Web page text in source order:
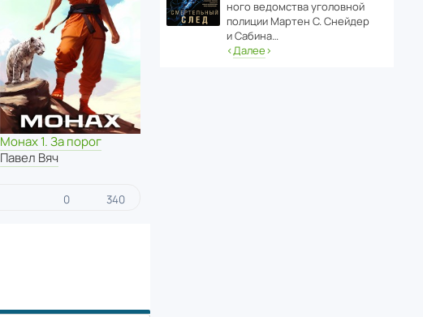
Монах 1. За порог
Павел Вяч
0 340
ного ведомства уголо­вной
полиции Мартен С. Снейдер
и Сабина…
‹Далее›